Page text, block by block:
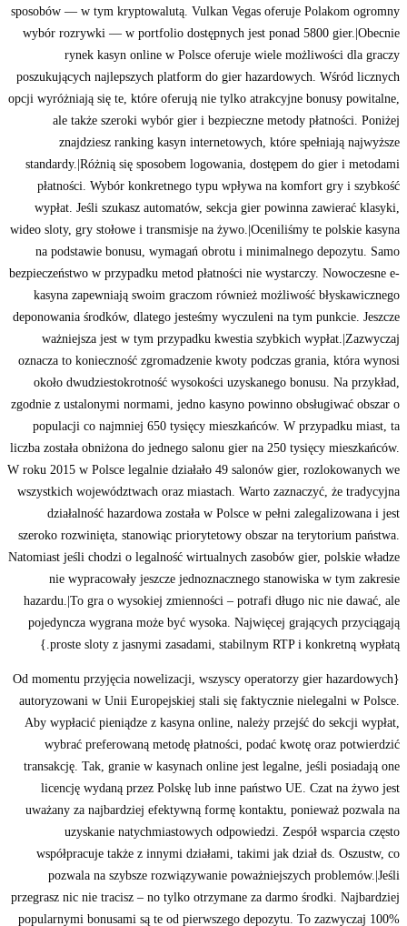
sposobów — w tym kryptowalutą. Vulkan Vegas oferuje Polakom ogromny
wybór rozrywki — w portfolio dostępnych jest ponad 5800 gier.|Obecnie
rynek kasyn online w Polsce oferuje wiele możliwości dla graczy
poszukujących najlepszych platform do gier hazardowych. Wśród licznych
opcji wyróżniają się te, które oferują nie tylko atrakcyjne bonusy powitalne,
ale także szeroki wybór gier i bezpieczne metody płatności. Poniżej
znajdziesz ranking kasyn internetowych, które spełniają najwyższe
standardy.|Różnią się sposobem logowania, dostępem do gier i metodami
płatności. Wybór konkretnego typu wpływa na komfort gry i szybkość
wypłat. Jeśli szukasz automatów, sekcja gier powinna zawierać klasyki,
wideo sloty, gry stołowe i transmisje na żywo.|Oceniliśmy te polskie kasyna
na podstawie bonusu, wymagań obrotu i minimalnego depozytu. Samo
bezpieczeństwo w przypadku metod płatności nie wystarczy. Nowoczesne e-
kasyna zapewniają swoim graczom również możliwość błyskawicznego
deponowania środków, dlatego jesteśmy wyczuleni na tym punkcie. Jeszcze
ważniejsza jest w tym przypadku kwestia szybkich wypłat.|Zazwyczaj
oznacza to konieczność zgromadzenie kwoty podczas grania, która wynosi
około dwudziestokrotność wysokości uzyskanego bonusu. Na przykład,
zgodnie z ustalonymi normami, jedno kasyno powinno obsługiwać obszar o
populacji co najmniej 650 tysięcy mieszkańców. W przypadku miast, ta
liczba została obniżona do jednego salonu gier na 250 tysięcy mieszkańców.
W roku 2015 w Polsce legalnie działało 49 salonów gier, rozlokowanych we
wszystkich województwach oraz miastach. Warto zaznaczyć, że tradycyjna
działalność hazardowa została w Polsce w pełni zalegalizowana i jest
szeroko rozwinięta, stanowiąc priorytetowy obszar na terytorium państwa.
Natomiast jeśli chodzi o legalność wirtualnych zasobów gier, polskie władze
nie wypracowały jeszcze jednoznacznego stanowiska w tym zakresie
hazardu.|To gra o wysokiej zmienności – potrafi długo nic nie dawać, ale
pojedyncza wygrana może być wysoka. Najwięcej grających przyciągają
proste sloty z jasnymi zasadami, stabilnym RTP i konkretną wypłatą.}
{Od momentu przyjęcia nowelizacji, wszyscy operatorzy gier hazardowych
autoryzowani w Unii Europejskiej stali się faktycznie nielegalni w Polsce.
Aby wypłacić pieniądze z kasyna online, należy przejść do sekcji wypłat,
wybrać preferowaną metodę płatności, podać kwotę oraz potwierdzić
transakcję. Tak, granie w kasynach online jest legalne, jeśli posiadają one
licencję wydaną przez Polskę lub inne państwo UE. Czat na żywo jest
uważany za najbardziej efektywną formę kontaktu, ponieważ pozwala na
uzyskanie natychmiastowych odpowiedzi. Zespół wsparcia często
współpracuje także z innymi działami, takimi jak dział ds. Oszustw, co
pozwala na szybsze rozwiązywanie poważniejszych problemów.|Jeśli
przegrasz nic nie tracisz – no tylko otrzymane za darmo środki. Najbardziej
popularnymi bonusami są te od pierwszego depozytu. To zazwyczaj 100%